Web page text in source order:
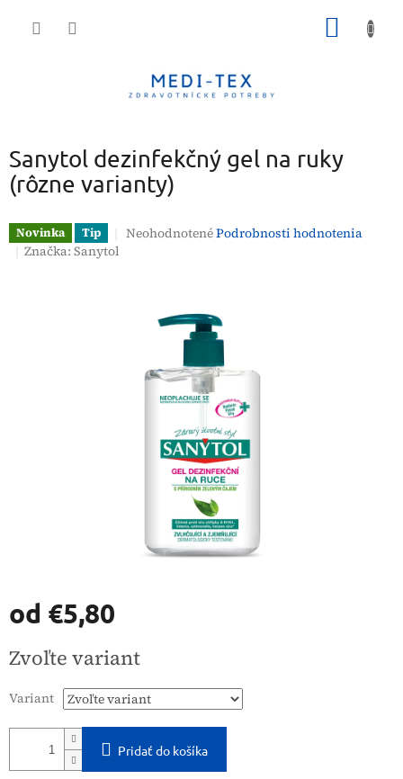
Sanytol dezinfekčný gel na ruky
(rôzne varianty)
Novinka Tip
Priemerné
hviezdičiek.
NeohodnotenéPodrobnosti hodnotenia
Značka:Sanytol
od €5,80
cena:
Zvoľte variant
Variant
Pridať do košíka